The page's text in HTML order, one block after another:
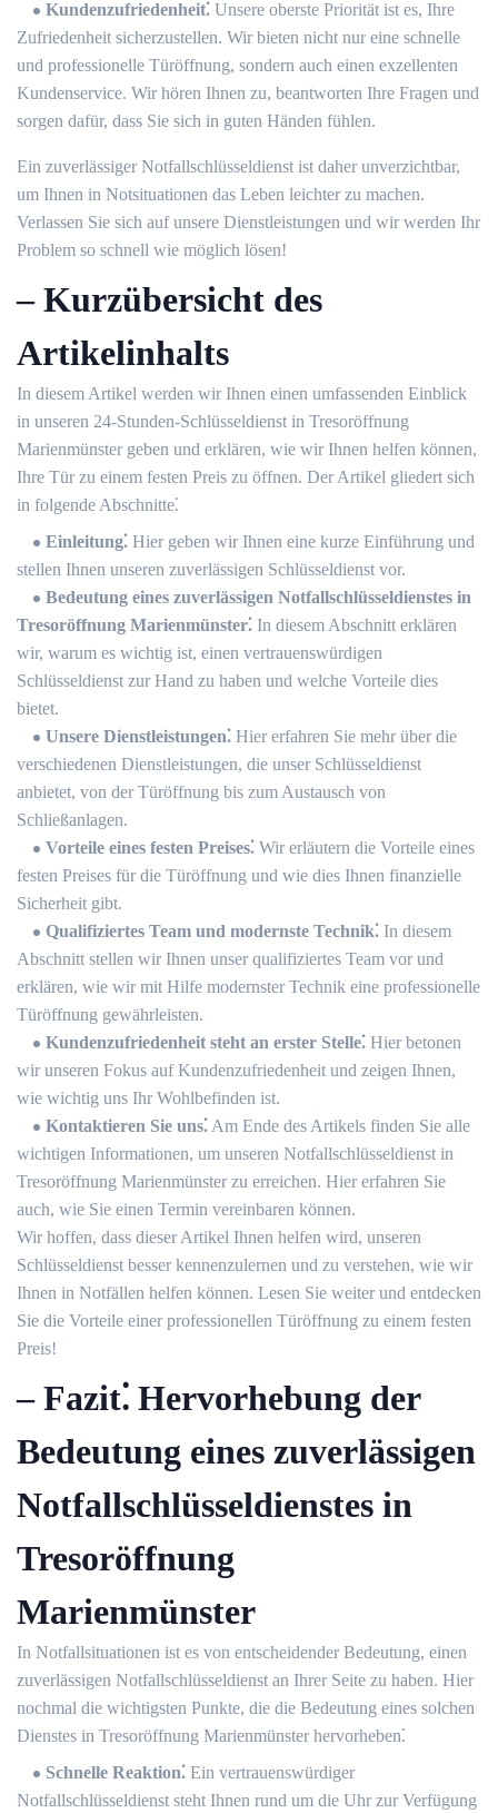
Kundenzufriedenheit⁚ Unsere oberste Priorität ist es, Ihre
Zufriedenheit sicherzustellen.​ Wir bieten nicht nur eine schnelle
und professionelle Türöffnung, sondern auch einen exzellenten
Kundenservice.​ Wir hören Ihnen zu, beantworten Ihre Fragen und
sorgen dafür, dass Sie sich in guten Händen fühlen.​
Ein zuverlässiger Notfallschlüsseldienst ist daher unverzichtbar,
um Ihnen in Notsituationen das Leben leichter zu machen.​
Verlassen Sie sich auf unsere Dienstleistungen und wir werden Ihr
Problem so schnell wie möglich lösen!​
– Kurzübersicht des
Artikelinhalts
In diesem Artikel werden wir Ihnen einen umfassenden Einblick
in unseren 24-Stunden-Schlüsseldienst in Tresoröffnung
Marienmünster geben und erklären, wie wir Ihnen helfen können,
Ihre Tür zu einem festen Preis zu öffnen.​ Der Artikel gliedert sich
in folgende Abschnitte⁚
Einleitung⁚ Hier geben wir Ihnen eine kurze Einführung und
stellen Ihnen unseren zuverlässigen Schlüsseldienst vor.​
Bedeutung eines zuverlässigen Notfallschlüsseldienstes in
Tresoröffnung Marienmünster⁚ In diesem Abschnitt erklären
wir, warum es wichtig ist, einen vertrauenswürdigen
Schlüsseldienst zur Hand zu haben und welche Vorteile dies
bietet.​
Unsere Dienstleistungen⁚ Hier erfahren Sie mehr über die
verschiedenen Dienstleistungen, die unser Schlüsseldienst
anbietet, von der Türöffnung bis zum Austausch von
Schließanlagen.
Vorteile eines festen Preises⁚ Wir erläutern die Vorteile eines
festen Preises für die Türöffnung und wie dies Ihnen finanzielle
Sicherheit gibt.​
Qualifiziertes Team und modernste Technik⁚ In diesem
Abschnitt stellen wir Ihnen unser qualifiziertes Team vor und
erklären, wie wir mit Hilfe modernster Technik eine professionelle
Türöffnung gewährleisten.
Kundenzufriedenheit steht an erster Stelle⁚ Hier betonen
wir unseren Fokus auf Kundenzufriedenheit und zeigen Ihnen,
wie wichtig uns Ihr Wohlbefinden ist.​
Kontaktieren Sie uns⁚ Am Ende des Artikels finden Sie alle
wichtigen Informationen, um unseren Notfallschlüsseldienst in
Tresoröffnung Marienmünster zu erreichen. Hier erfahren Sie
auch, wie Sie einen Termin vereinbaren können.​
Wir hoffen, dass dieser Artikel Ihnen helfen wird, unseren
Schlüsseldienst besser kennenzulernen und zu verstehen, wie wir
Ihnen in Notfällen helfen können.​ Lesen Sie weiter und entdecken
Sie die Vorteile einer professionellen Türöffnung zu einem festen
Preis!​
– Fazit⁚ Hervorhebung der
Bedeutung eines zuverlässigen
Notfallschlüsseldienstes in
Tresoröffnung
Marienmünster
In Notfallsituationen ist es von entscheidender Bedeutung, einen
zuverlässigen Notfallschlüsseldienst an Ihrer Seite zu haben.​ Hier
nochmal die wichtigsten Punkte, die die Bedeutung eines solchen
Dienstes in Tresoröffnung Marienmünster hervorheben⁚
Schnelle Reaktion⁚ Ein vertrauenswürdiger
Notfallschlüsseldienst steht Ihnen rund um die Uhr zur Verfügung